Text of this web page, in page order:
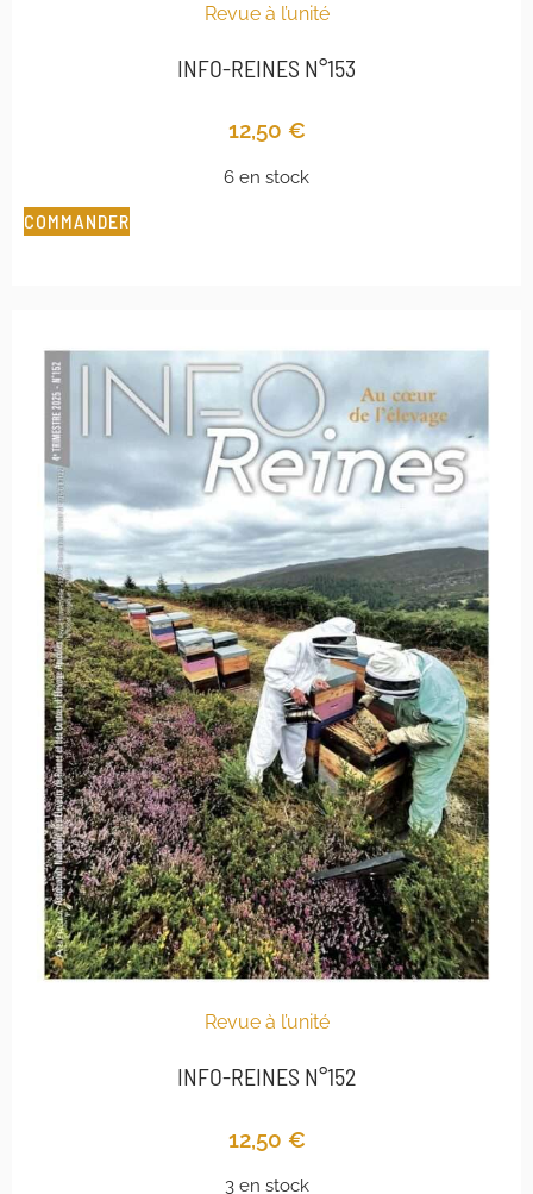
Revue à l’unité
INFO-REINES N°153
12,50 €
6 en stock
COMMANDER
Revue à l’unité
INFO-REINES N°152
12,50 €
3 en stock